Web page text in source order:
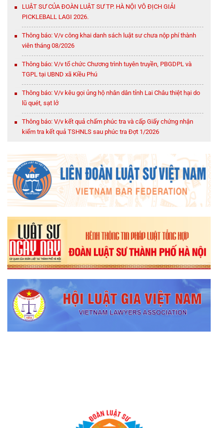
LUẬT SƯ CỦA ĐOÀN LUẬT SƯ TP. HÀ NỘI VÔ ĐỊCH GIẢI
PICKLEBALL LAGI 2026.
Thông báo: V/v công khai danh sách luật sư chưa nộp phí thành
viên tháng 08/2026
Thông báo: V/v tổ chức Chương trình tuyên truyền, PBGDPL và
TGPL tại UBND xã Kiều Phú
Thông báo: V/v kêu gọi ủng hộ nhân dân tỉnh Lai Châu thiệt hại do
lũ quét, sạt lở
Thông báo: V/v kết quả chấm phúc tra và cấp Giấy chứng nhận
kiểm tra kết quả TSHNLS sau phúc tra Đợt 1/2026